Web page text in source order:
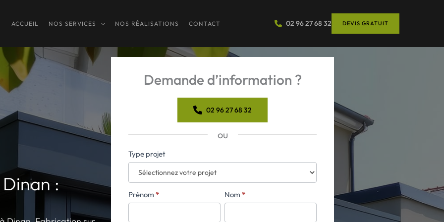
ACCUEIL NOS SERVICES NOS RÉALISATIONS CONTACT 02 96 27 68 32 DEVIS GRATUIT
:
Demande d’information ?
02 96 27 68 32
ou
Formulaire
simple
téléphone
Type projet
Prénom * Nom *